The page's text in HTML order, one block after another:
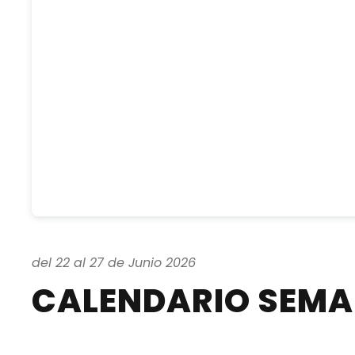
del 22 al 27 de Junio 2026
CALENDARIO